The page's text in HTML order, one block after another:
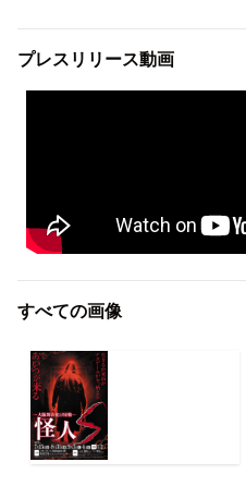
プレスリリース動画
すべての画像